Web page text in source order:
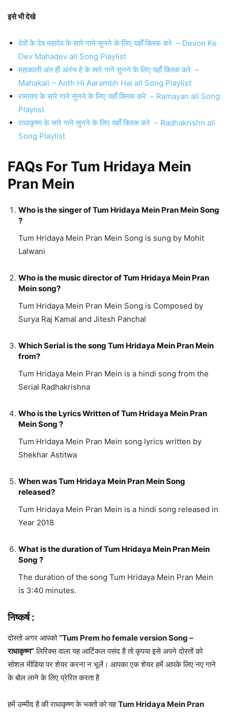
इसे भी देखे
देवों के देव महादेव के सारे गाने सुनने के लिए यहॉँ क्लिक करे – Devon Ke
Dev Mahadev all Song Playlist
महाकाली अंत ही आरंभ हे के सारे गाने सुनने के लिए यहॉँ क्लिक करे –
Mahakali – Anth Hi Aarambh Hai all Song Playlist
रामायण के सारे गाने सुनने के लिए यहॉँ क्लिक करे – Ramayan all Song
Playlist
राधाकृष्ण के सारे गाने सुनने के लिए यहॉँ क्लिक करे – Radhakrishn all
Song Playlist
FAQs For Tum Hridaya Mein
Pran Mein
Who is the singer of Tum Hridaya Mein Pran Mein Song
?
Tum Hridaya Mein Pran Mein Song is sung by Mohit
Lalwani
Who is the music director of Tum Hridaya Mein Pran
Mein song?
Tum Hridaya Mein Pran Mein Song is Composed by
Surya Raj Kamal and Jitesh Panchal
Which Serial is the song Tum Hridaya Mein Pran Mein
from?
Tum Hridaya Mein Pran Mein is a hindi song from the
Serial Radhakrishna
Who is the Lyrics Written of Tum Hridaya Mein Pran
Mein Song ?
Tum Hridaya Mein Pran Mein song lyrics written by
Shekhar Astitwa
When was Tum Hridaya Mein Pran Mein Song
released?
Tum Hridaya Mein Pran Mein is a hindi song released in
Year 2018
What is the duration of Tum Hridaya Mein Pran Mein
Song ?
The duration of the song Tum Hridaya Mein Pran Mein
is 3:40 minutes.
निष्कर्ष :
दोस्तो अगर आपको“Tum Prem ho female version Song –
राधाकृष्ण”लिरिक्स वाला यह आर्टिकल पसंद है तो कृपया इसे अपने दोस्तों को
सोशल मीडिया पर शेयर करना न भूलें। आपका एक शेयर हमें आपके लिए नए गाने
के बोल लाने के लिए प्रेरित करता है
हमें उम्मीद है की राधाकृष्ण के भक्तो को यहTum Hridaya Mein Pran